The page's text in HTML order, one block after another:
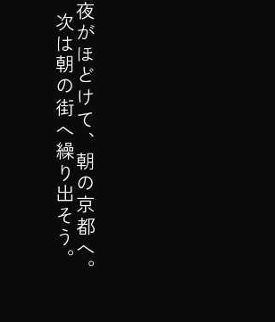
夜がほどけて、朝の京都へ。
次は朝の街へ繰り出そう。